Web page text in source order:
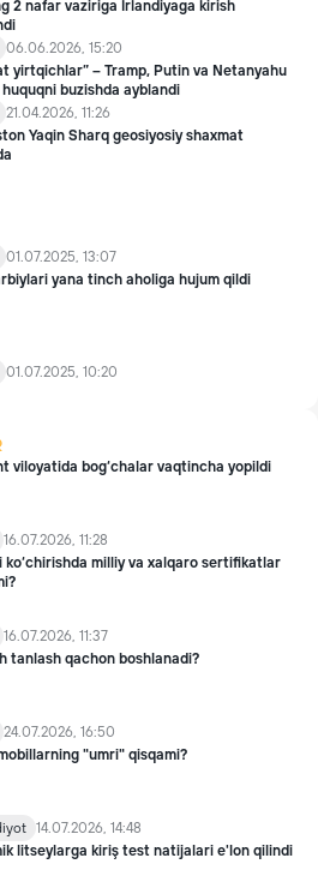
2 nafar vaziriga Irlandiyaga kirish
06.06.2026, 15:20
yirtqichlar” – Tramp, Putin va Netanyahu
buzishda ayblandi
21.04.2026, 11:26
Yaqin Sharq geosiyosiy shaxmat
01.07.2025, 13:07
yana tinch aholiga hujum qildi
01.07.2025, 10:20
viloyatida bog‘chalar vaqtincha yopildi
16.07.2026, 11:28
ko‘chirishda milliy va xalqaro sertifikatlar
16.07.2026, 11:37
tanlash qachon boshlanadi?
24.07.2026, 16:50
"umri" qisqami?
14.07.2026, 14:48
litseylarga kiriş test natijalari e'lon qilindi